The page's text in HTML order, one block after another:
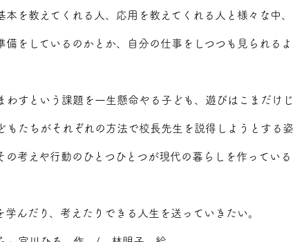
本を教えてくれる人、応用を教えてくれる人と様々な中
備をしているのかとか、自分の仕事をしつつも見られる
わすという課題を一生懸命やる子ども、遊びはこまだけ
もたちがそれぞれの方法で校長先生を説得しようとする
の考えや行動のひとつひとつが現代の暮らしを作ってい
んだり、考えたりできる人生を送っていきたい。